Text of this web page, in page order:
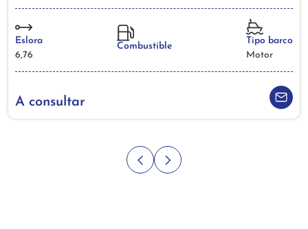
Eslora
6,76
Combustible
Tipo barco
Motor
A consultar